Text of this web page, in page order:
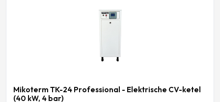
Mikoterm TK-24 Professional - Elektrische CV-ketel
(40 kW, 4 bar)